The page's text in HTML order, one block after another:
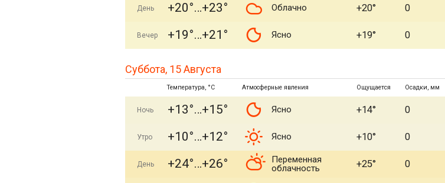
День +20° +23° Облачно +20° 0
Вечер +19° +21° Ясно +19° 0
Суббота, 15 Августа
Температура, °C Атмосферные явления Ощущается Осадки, мм
Ночь +13° +15° Ясно +14° 0
Утро +10° +12° Ясно +10° 0
День +24° +26°
Переменная
облачность
+25° 0